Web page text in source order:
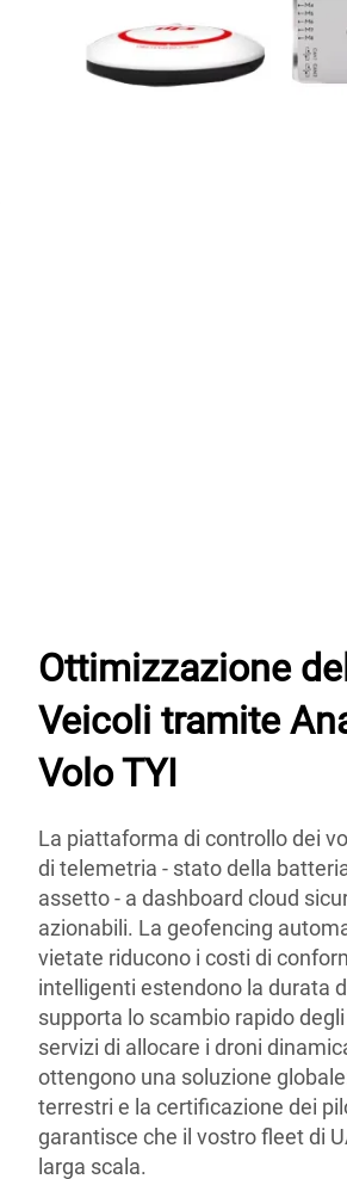
Ottimizzazione
Veicoli tramite
Volo TYI
La piattaforma di controllo dei
di telemetria - stato della
assetto - a dashboard cloud
azionabili. La geofencing
vietate riducono i costi di
intelligenti estendono la durata
supporta lo scambio rapido
servizi di allocare i droni
ottengono una soluzione
terrestri e la certificazione dei
garantisce che il vostro fleet di
larga scala.